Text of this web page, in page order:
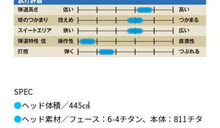
SPEC
●ヘッド体積／445㎤
●ヘッド素材／フェース：6-4チタン、本体：811チタ